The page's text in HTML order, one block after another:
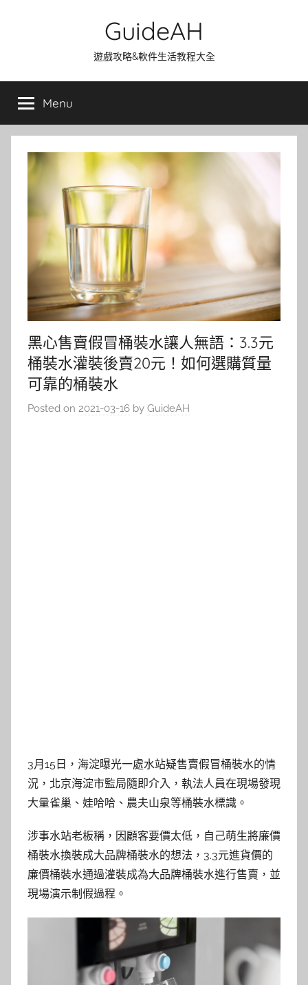
GuideAH
遊戲攻略&軟件生活教程大全
Menu
黑心售賣假冒桶裝水讓人無語：3.3元
桶裝水灌裝後賣20元！如何選購質量
可靠的桶裝水
Posted on 2021-03-16 by GuideAH
3月15日，海淀曝光一處水站疑售賣假冒桶裝水的情
況，北京海淀市監局隨即介入，執法人員在現場發現
大量雀巢、娃哈哈、農夫山泉等桶裝水標識。
涉事水站老板稱，因顧客要價太低，自己萌生將廉價
桶裝水換裝成大品牌桶裝水的想法，3.3元進貨價的
廉價桶裝水通過灌裝成為大品牌桶裝水進行售賣，並
現場演示制假過程。